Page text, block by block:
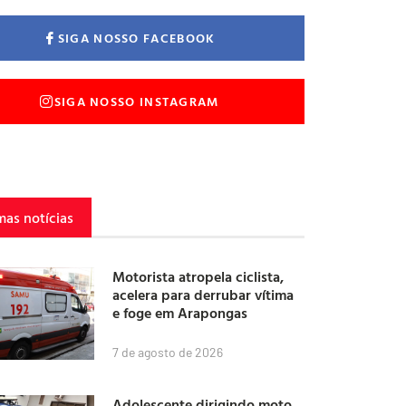
SIGA NOSSO FACEBOOK
SIGA NOSSO INSTAGRAM
notícias
Motorista atropela ciclista,
acelera para derrubar vítima
e foge em Arapongas
7 de agosto de 2026